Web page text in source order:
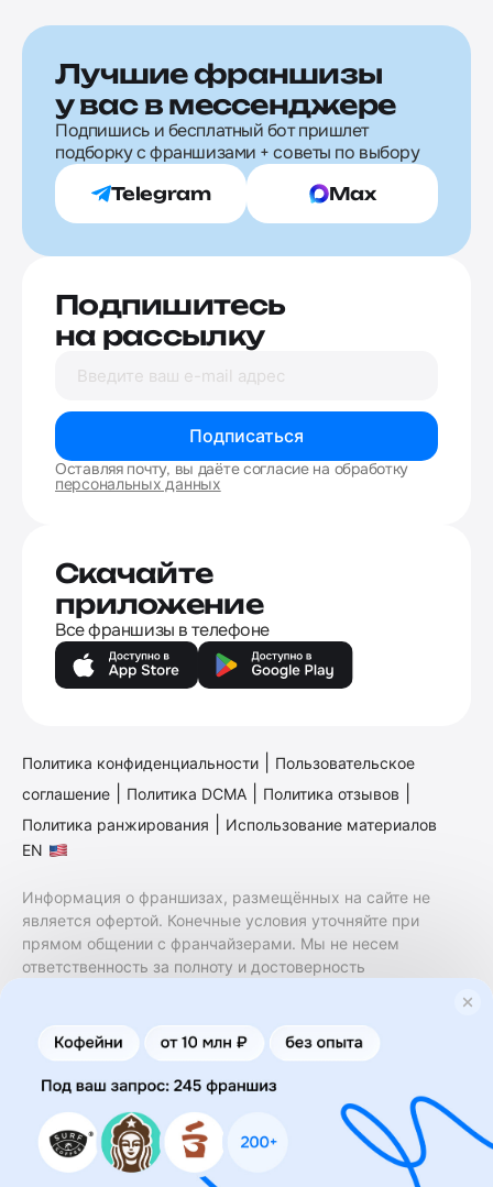
Лучшие франшизы
у вас в мессенджере
Подпишись и бесплатный бот пришлет
подборку с франшизами + советы по выбору
Telegram Max
Подпишитесь
на рассылку
Подписаться
Оставляя почту, вы даёте согласие на обработку
персональных данных
Скачайте
приложение
Все франшизы в телефоне
Политика конфиденциальности
Пользовательское
соглашение
Политика DCMA Политика отзывов
Политика ранжирования
Использование материалов
EN
Информация о франшизах, размещённых на сайте не
является офертой. Конечные условия уточняйте при
прямом общении с франчайзерами. Мы не несем
ответственность за полноту и достоверность
финансовые услуги. Заключение договоров
коммерческой концессии (франчайзинга) осуществляется
правообладателями/их представителями. Бизнесменс.ру
не является посредником или представителем
правообладателя и не несет ответственность за условия
предоставления франшизы и действия лиц,
осуществленные на основании информации, имеющейся